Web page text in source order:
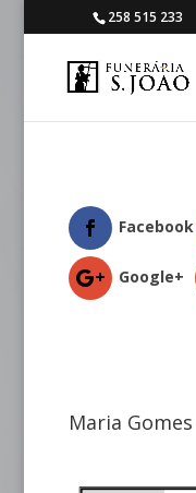
258 515 233
Facebook
Google+
Maria